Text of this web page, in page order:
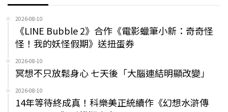
2026-08-10
《LINE Bubble 2》合作《電影蠟筆小新：奇奇怪
怪！我的妖怪假期》送扭蛋券
2026-08-10
冥想不只放鬆身心 七天後「大腦連結明顯改變」
2026-08-10
14年等待終成真！科樂美正統續作《幻想水滸傳